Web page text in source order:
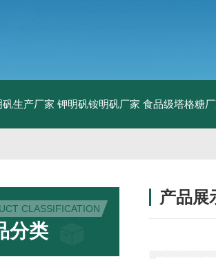
生产厂家 钾明矾铵明矾厂家 食品级塔格糖
CLASSIFICATION
分类
产品展